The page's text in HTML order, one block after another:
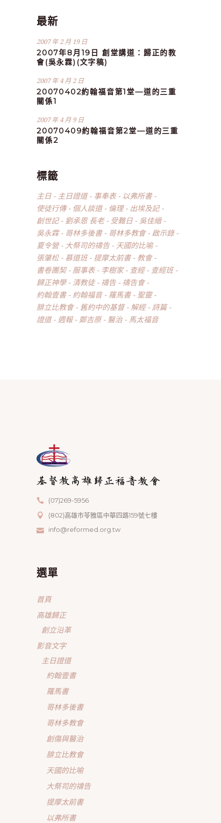
最新
2007 年 2 月 19 日
2007年8月19日 創堂講道：歸正的教
會(吳永霖)(文字稿)
2007 年 4 月 2 日
20070402約翰福音第1堂—道的三重
關係1
2007 年 4 月 9 日
20070409約翰福音第2堂—道的三重
關係2
標籤
主日 主日證道 事奉表
以弗所書
使徒行傳
個人談道 倫理
出埃及記
創世記
劉承恩 長老 受難日
吳佳縉
吳永霖
哥林多後書 哥林多教會
啟示錄
夏令營
大祭司的禱告
天國的比喻
張肇松
慕道班 提摩太前書
教會
書卷團契
服事表 李樹家 查經
查經班
歸正神學
清教徒 禱告
禱告會
約翰壹書
約翰福音 羅馬書
聖靈
腓立比教會
舊約中的基督 解經
詩篇
證道
週報 鄭吉原 醫治 馬太福音
(07)269-5956
(802)高雄市苓雅區中華四路159號七樓
info@reformed.org.tw
選單
首頁
高雄歸正
創立沿革
影音文字
主日證道
約翰壹書
羅馬書
哥林多後書
哥林多教會
創傷與醫治
腓立比教會
天國的比喻
大祭司的禱告
提摩太前書
以弗所書